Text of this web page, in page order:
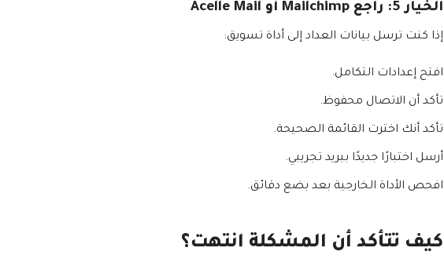
الخيار 5: راجع Mailchimp أو Acelle Mail
إذا كنت ترسل بيانات العداد إلى أداة تسويق:
افتح إعدادات التكامل.
تأكد أن الاتصال محفوظ.
تأكد أنك اخترت القائمة الصحيحة.
أرسل اختبارًا جديدًا ببريد تجريبي.
افحص الأداة الخارجية بعد بضع دقائق.
كيف تتأكد أن المشكلة انتهت؟